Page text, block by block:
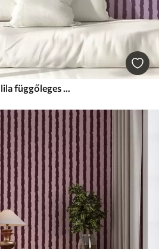
Falvédő Lila háttér előtt lila függőleges ecsetvonások